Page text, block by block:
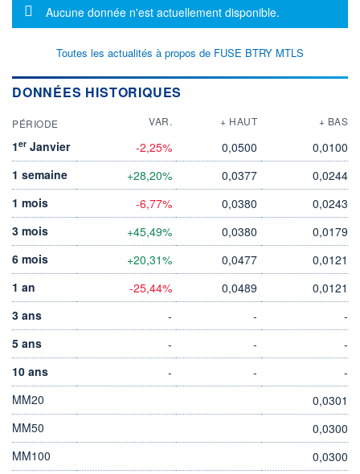
Message d'information
Aucune donnée n'est actuellement disponible.
Toutes les actualités à propos de FUSE BTRY MTLS
DONNÉES HISTORIQUES
PÉRIODE VAR. + HAUT + BAS
1er Janvier -2,25% 0,0500
0,0100
1 semaine
+28,20% 0,0377
0,0244
1 mois
-6,77% 0,0380
0,0243
3 mois
+45,49% 0,0380
0,0179
6 mois
+20,31% 0,0477
0,0121
1 an
-25,44% 0,0489
0,0121
3 ans
- -
-
5 ans
- -
-
10 ans
- -
-
MM20
0,0301
MM50
0,0300
MM100
0,0300